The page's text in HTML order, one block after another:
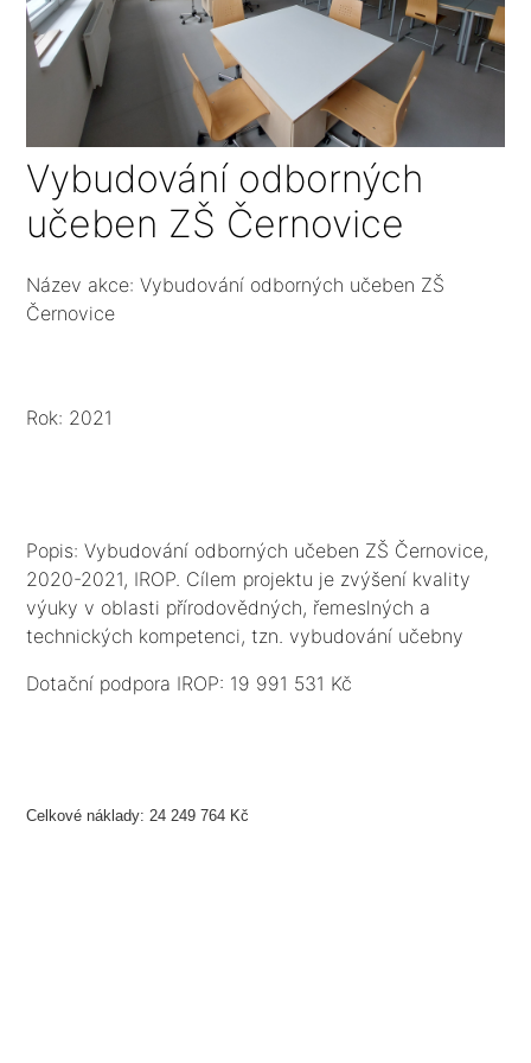
Vybudování odborných
učeben ZŠ Černovice
Název akce: Vybudování odborných učeben ZŠ
Černovice
Rok: 2021
Popis: Vybudování odborných učeben ZŠ Černovice,
2020-2021, IROP. Cílem projektu je zvýšení kvality
výuky v oblasti přírodovědných, řemeslných a
technických kompetenci, tzn. vybudování učebny
zázemí, vybavení nábytkem, IT a učebními
Dotační podpora IROP: 19 991 531 Kč
Celkové náklady: 24 249 764 Kč